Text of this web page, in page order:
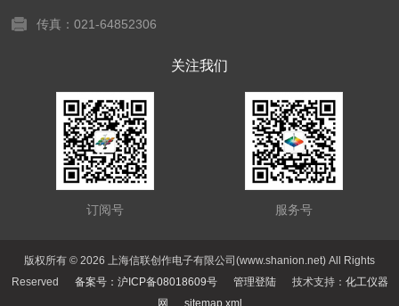
传真：021-64852306
关注我们
订阅号 服务号
版权所有 © 2026 上海信联创作电子有限公司(www.shanion.net) All Rights
Reserved 备案号：沪ICP备08018609号 管理登陆技术支持： 化工仪器
网
sitemap.xml